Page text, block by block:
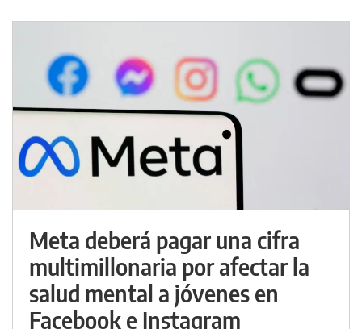
Meta deberá pagar una cifra
multimillonaria por afectar la
salud mental a jóvenes en
Facebook e Instagram